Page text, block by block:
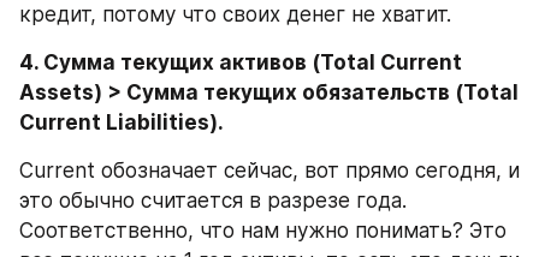
кредит, потому что своих денег не хватит.
4. Сумма текущих активов (Total Current
Assets) > Сумма текущих обязательств (Total
Current Liabilities).
Current обозначает сейчас, вот прямо сегодня, и
это обычно считается в разрезе года.
Соответственно, что нам нужно понимать? Это